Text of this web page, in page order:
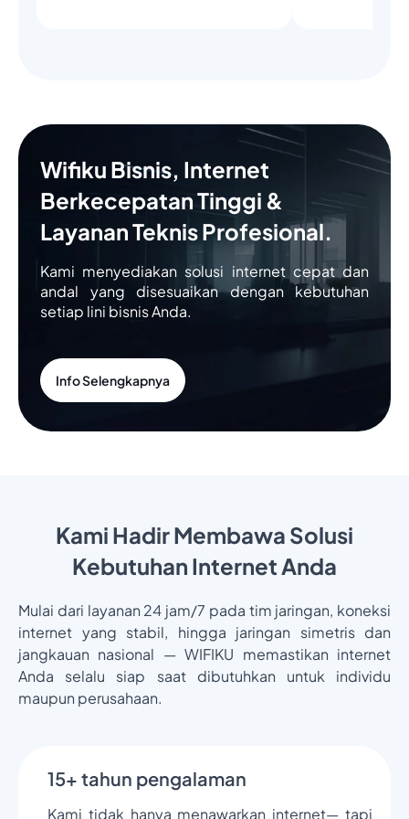
Wifiku Bisnis, Internet
Berkecepatan Tinggi &
Layanan Teknis Profesional.
Kami menyediakan solusi internet cepat dan
andal yang disesuaikan dengan kebutuhan
setiap lini bisnis Anda.
Info Selengkapnya
Kami Hadir Membawa Solusi
Kebutuhan Internet Anda
Mulai dari layanan 24 jam/7 pada tim jaringan, koneksi
internet yang stabil, hingga jaringan simetris dan
jangkauan nasional — WIFIKU memastikan internet
Anda selalu siap saat dibutuhkan untuk individu
maupun perusahaan.
15+ tahun pengalaman
Kami tidak hanya menawarkan internet— tapi